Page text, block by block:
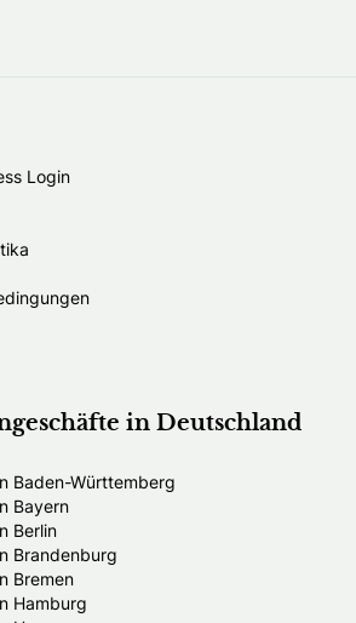
Login
in Deutschland
Baden-Württemberg
Bayern
Berlin
Brandenburg
Bremen
Hamburg